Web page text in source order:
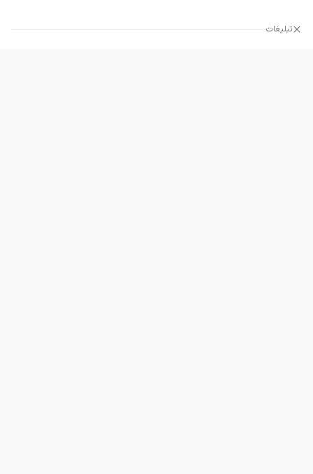
تبلیغات